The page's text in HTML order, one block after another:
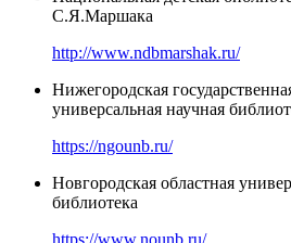
С.Я.Маршака
http://www.ndbmarshak.ru/
Нижегородская
универсальная научная
https://ngounb.ru/
Новгородская областная
библиотека
https://www.nounb.ru/